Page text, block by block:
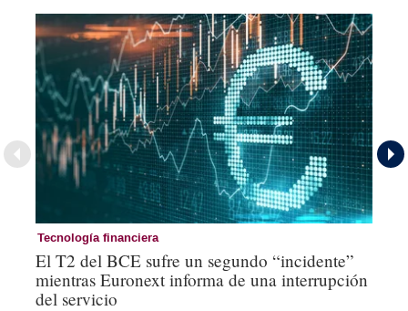
Tecnología financiera
El T2 del BCE sufre un segundo “incidente”
mientras Euronext informa de una interrupción
del servicio